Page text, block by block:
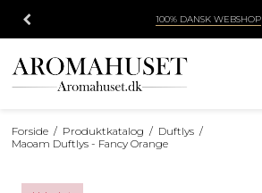
100% DANSK WEBSHOP
Forside / Produktkatalog / Duftlys /
Maoam Duftlys - Fancy Orange